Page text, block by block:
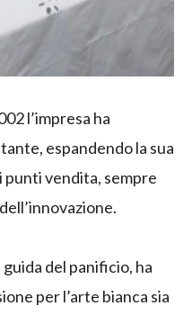
l’impresa ha
espandendo la sua
punti vendita, sempre
del panificio, ha
per l’arte bianca sia